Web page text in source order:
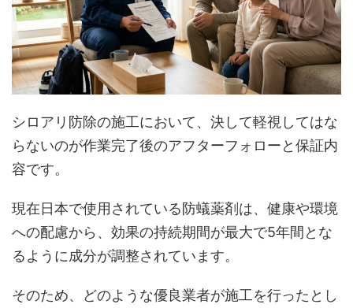
シロアリ防除の施工において、決して軽視してはな
らないのが作業完了後のアフターフォローと保証内
容です。
現在日本で使用されている防蟻薬剤は、健康や環境
への配慮から、効果の持続期間が最大で5年間とな
るように成分が調整されています。
そのため、どのような優良業者が施工を行ったとし